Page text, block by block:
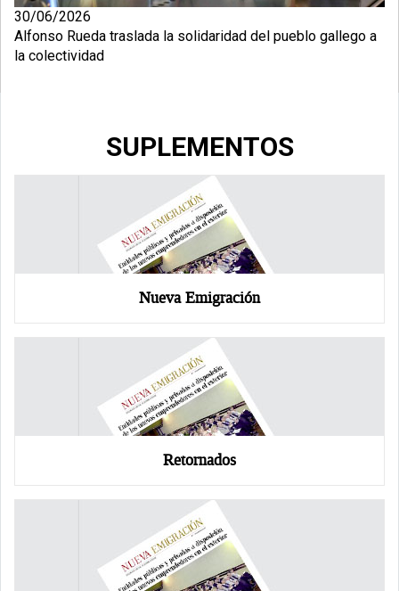
30/06/2026
Alfonso Rueda traslada la solidaridad del pueblo gallego a
la colectividad
SUPLEMENTOS
Nueva Emigración
Retornados